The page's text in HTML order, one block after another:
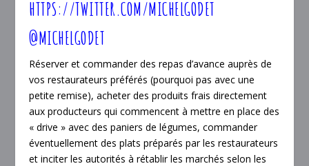
HTTPS://TWITTER.COM/MICHELGODET
@MICHELGODET
Réserver et commander des repas d’avance auprès de
vos restaurateurs préférés (pourquoi pas avec une
petite remise), acheter des produits frais directement
aux producteurs qui commencent à mettre en place des
« drive » avec des paniers de légumes, commander
éventuellement des plats préparés par les restaurateurs
et inciter les autorités à rétablir les marchés selon les